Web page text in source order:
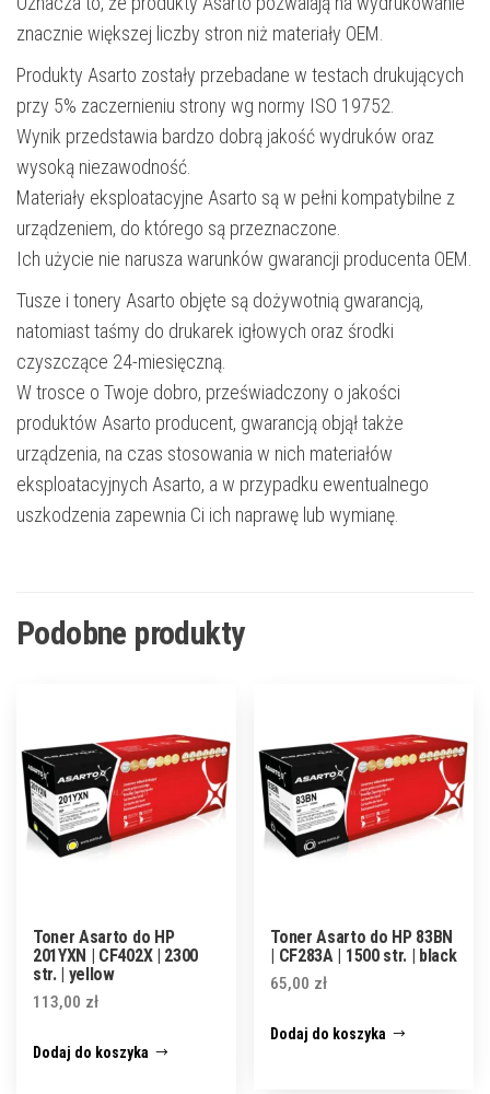
znacznie większej liczby stron niż materiały OEM.
Produkty Asarto zostały przebadane w testach drukujących
przy 5% zaczernieniu strony wg normy ISO 19752.
Wynik przedstawia bardzo dobrą jakość wydruków oraz
wysoką niezawodność.
Materiały eksploatacyjne Asarto są w pełni kompatybilne z
urządzeniem, do którego są przeznaczone.
Ich użycie nie narusza warunków gwarancji producenta OEM.
Tusze i tonery Asarto objęte są dożywotnią gwarancją,
natomiast taśmy do drukarek igłowych oraz środki
czyszczące 24-miesięczną.
W trosce o Twoje dobro, przeświadczony o jakości
produktów Asarto producent, gwarancją objął także
urządzenia, na czas stosowania w nich materiałów
eksploatacyjnych Asarto, a w przypadku ewentualnego
uszkodzenia zapewnia Ci ich naprawę lub wymianę.
Podobne produkty
Toner Asarto do HP
201YXN | CF402X | 2300
str. | yellow
113,00 zł
Dodaj do koszyka
Toner Asarto do HP 83BN
| CF283A | 1500 str. | black
65,00 zł
Dodaj do koszyka